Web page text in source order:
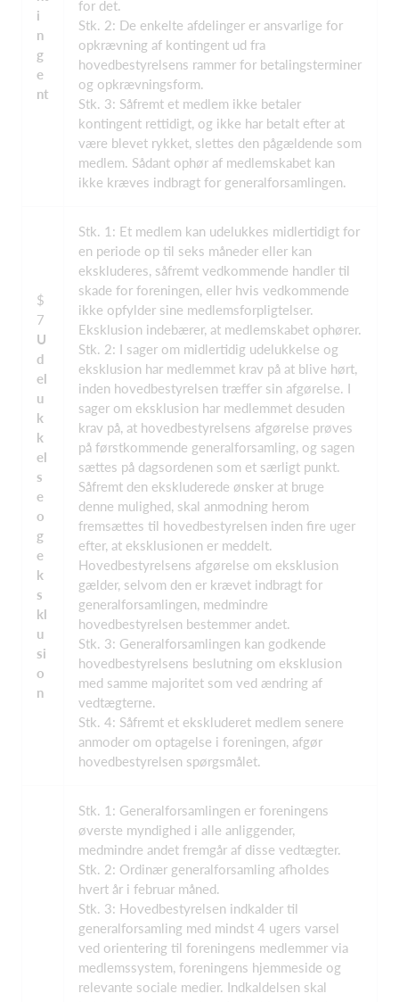
i
n
g
e
nt
for det.
Stk. 2: De enkelte afdelinger er ansvarlige for
opkrævning af kontingent ud fra
hovedbestyrelsens rammer for betalingsterminer
og opkrævningsform.
Stk. 3: Såfremt et medlem ikke betaler
kontingent rettidigt, og ikke har betalt efter at
være blevet rykket, slettes den pågældende som
medlem. Sådant ophør af medlemskabet kan
ikke kræves indbragt for generalforsamlingen.
$
7
U
d
el
u
k
k
el
s
e
o
g
e
k
s
kl
u
si
o
n
Stk. 1: Et medlem kan udelukkes midlertidigt for
en periode op til seks måneder eller kan
ekskluderes, såfremt vedkommende handler til
skade for foreningen, eller hvis vedkommende
ikke opfylder sine medlemsforpligtelser.
Eksklusion indebærer, at medlemskabet ophører.
Stk. 2: I sager om midlertidig udelukkelse og
eksklusion har medlemmet krav på at blive hørt,
inden hovedbestyrelsen træffer sin afgørelse. I
sager om eksklusion har medlemmet desuden
krav på, at hovedbestyrelsens afgørelse prøves
på førstkommende generalforsamling, og sagen
sættes på dagsordenen som et særligt punkt.
Såfremt den ekskluderede ønsker at bruge
denne mulighed, skal anmodning herom
fremsættes til hovedbestyrelsen inden fire uger
efter, at eksklusionen er meddelt.
Hovedbestyrelsens afgørelse om eksklusion
gælder, selvom den er krævet indbragt for
generalforsamlingen, medmindre
hovedbestyrelsen bestemmer andet.
Stk. 3: Generalforsamlingen kan godkende
hovedbestyrelsens beslutning om eksklusion
med samme majoritet som ved ændring af
vedtægterne.
Stk. 4: Såfremt et ekskluderet medlem senere
anmoder om optagelse i foreningen, afgør
hovedbestyrelsen spørgsmålet.
Stk. 1: Generalforsamlingen er foreningens
øverste myndighed i alle anliggender,
medmindre andet fremgår af disse vedtægter.
Stk. 2: Ordinær generalforsamling afholdes
hvert år i februar måned.
Stk. 3: Hovedbestyrelsen indkalder til
generalforsamling med mindst 4 ugers varsel
ved orientering til foreningens medlemmer via
medlemssystem, foreningens hjemmeside og
relevante sociale medier. Indkaldelsen skal